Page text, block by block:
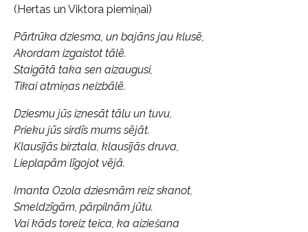
(Hertas un Viktora piemiņai)
Pārtrūka dziesma, un bajāns jau klusē,
Akordam izgaistot tālē.
Staigātā taka sen aizaugusi,
Tikai atmiņas neizbālē.
Dziesmu jūs iznesāt tālu un tuvu,
Prieku jūs sirdīs mums sējāt.
Klausījās birztala, klausījās druva,
Lieplapām līgojot vējā.
Imanta Ozola dziesmām reiz skanot,
Smeldzīgām, pārpilnām jūtu.
Vai kāds toreiz teica, ka aiziešana